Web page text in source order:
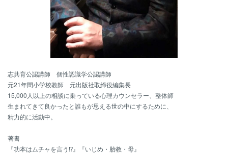
志共育公認講師 個性認識学公認講師
元21年間小学校教師 元出版社取締役編集長
15,000人以上の相談に乗っている心理カウンセラー、整体師
生まれてきて良かったと誰もが思える世の中にするために、
精力的に活動中。
著書
『功本はムチャを言う⁉』『いじめ・胎教・母』